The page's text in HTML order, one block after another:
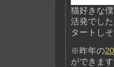
猫好きな
活発でし
タートし
※昨年の
ができます